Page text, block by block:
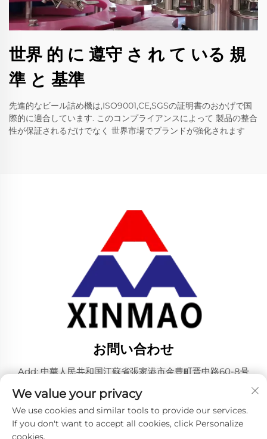
世界 的 に 遵守 さ れ て いる 規
準 と 基準
先進的なビール詰め機は,ISO9001,CE,SGSの証明書のおかげで国
際的に適合しています. このコンプライアンスによって 製品の整合
性が保証されるだけでなく 世界市場でブランドが強化されます
お問い合わせ
Add: 中華人民共和国江蘇省張家港市金豊町晋中路60-8号
電話番号：+86-18952445692
メールアドレス：[email protected]
We value your privacy
We use cookies and similar tools to provide our services.
If you don't want to accept all cookies, click Personalize
cookies.